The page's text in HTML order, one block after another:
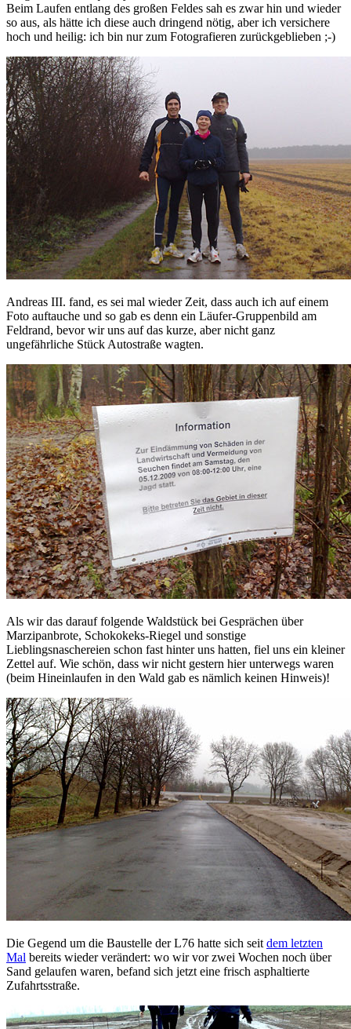
Beim Laufen entlang des großen Feldes sah es zwar hin und wieder
so aus, als hätte ich diese auch dringend nötig, aber ich versichere
hoch und heilig: ich bin nur zum Fotografieren zurückgeblieben ;-)
Andreas III. fand, es sei mal wieder Zeit, dass auch ich auf einem
Foto auftauche und so gab es denn ein Läufer-Gruppenbild am
Feldrand, bevor wir uns auf das kurze, aber nicht ganz
ungefährliche Stück Autostraße wagten.
Als wir das darauf folgende Waldstück bei Gesprächen über
Marzipanbrote, Schokokeks-Riegel und sonstige
Lieblingsnaschereien schon fast hinter uns hatten, fiel uns ein kleiner
Zettel auf. Wie schön, dass wir nicht gestern hier unterwegs waren
(beim Hineinlaufen in den Wald gab es nämlich keinen Hinweis)!
Die Gegend um die Baustelle der L76 hatte sich seit dem letzten
Mal bereits wieder verändert: wo wir vor zwei Wochen noch über
Sand gelaufen waren, befand sich jetzt eine frisch asphaltierte
Zufahrtsstraße.